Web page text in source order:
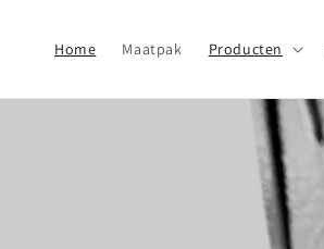
Home Maatpak Producten